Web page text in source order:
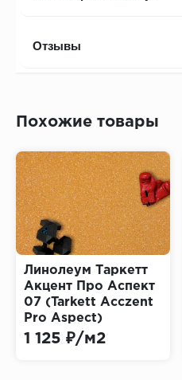
Отзывы
Похожие товары
Линолеум Таркетт
Акцент Про Аспект
07 (Tarkett Acczent
Pro Aspect)
1 125 ₽/м2